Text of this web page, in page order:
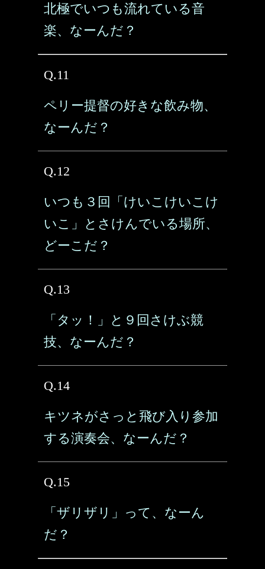
北極でいつも流れている音
楽、なーんだ？
Q.11
ペリー提督の好きな飲み物、
なーんだ？
Q.12
いつも３回「けいこけいこけ
いこ」とさけんでいる場所、
どーこだ？
Q.13
「タッ！」と９回さけぶ競
技、なーんだ？
Q.14
キツネがさっと飛び入り参加
する演奏会、なーんだ？
Q.15
「ザリザリ」って、なーん
だ？